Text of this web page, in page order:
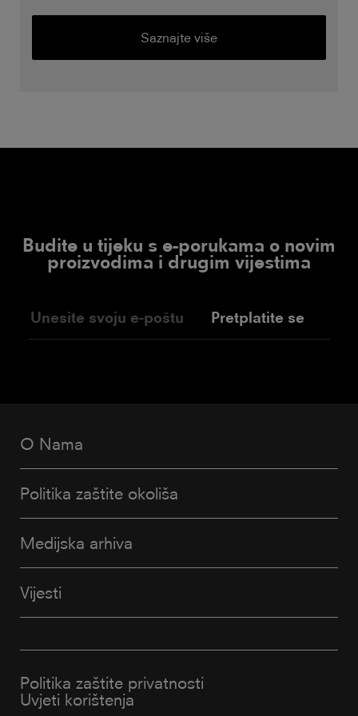
Saznajte više
Budite u tijeku s e-porukama o novim
proizvodima i drugim vijestima
Pretplatite se
O Nama
Politika zaštite okoliša
Medijska arhiva
Vijesti
Politika zaštite privatnosti
Uvjeti korištenja